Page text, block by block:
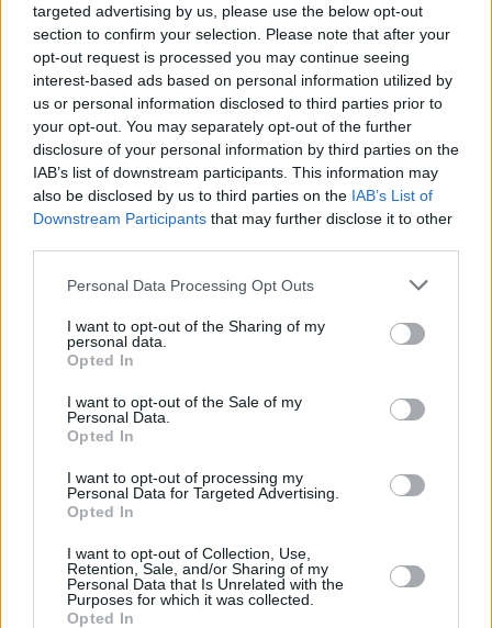
targeted advertising by us, please use the below opt-out
section to confirm your selection. Please note that after your
opt-out request is processed you may continue seeing
interest-based ads based on personal information utilized by
us or personal information disclosed to third parties prior to
your opt-out. You may separately opt-out of the further
disclosure of your personal information by third parties on the
IAB’s list of downstream participants. This information may
also be disclosed by us to third parties on the IAB’s List of
Downstream Participants that may further disclose it to other
Personal Data Processing Opt Outs
I want to opt-out of the Sharing of my
personal data.
Opted In
I want to opt-out of the Sale of my
Personal Data.
Opted In
I want to opt-out of processing my
Personal Data for Targeted Advertising.
Opted In
I want to opt-out of Collection, Use,
Retention, Sale, and/or Sharing of my
Personal Data that Is Unrelated with the
Purposes for which it was collected.
Opted In